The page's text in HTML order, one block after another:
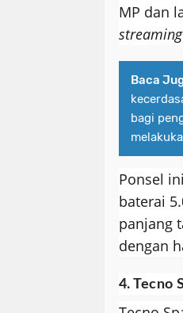
MP dan
streaming
Baca
bagi
Ponsel
baterai
panjang
dengan
4. Tecno